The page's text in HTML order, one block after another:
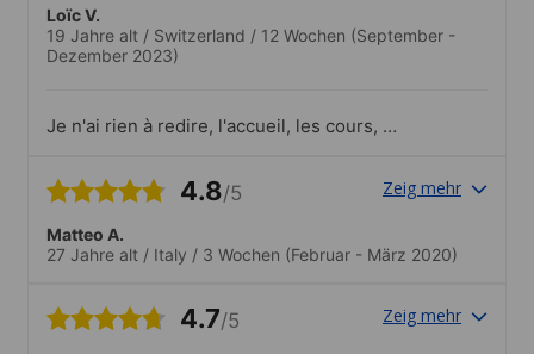
Loïc V.
19 Jahre alt / Switzerland / 12 Wochen (September -
Dezember 2023)
Je n'ai rien à redire, l'accueil, les cours, la
intégré..Beaucoup d'activités proposées,
4.8/5 Zeig mehr
Matteo A.
27 Jahre alt / Italy / 3 Wochen (Februar - März 2020)
4.7/5 Zeig mehr